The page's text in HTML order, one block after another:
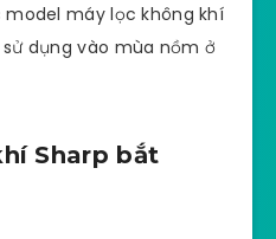
máy lọc không khí
dụng vào mùa nồm ở
Sharp bắt